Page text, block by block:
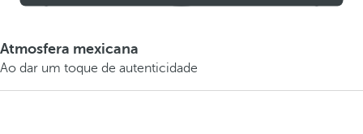
Atmosfera mexicana
Ao dar um toque de autenticidade